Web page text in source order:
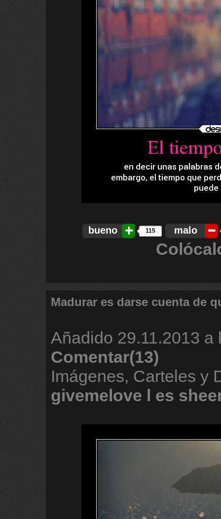
bueno 115 malo
Madurar es darse cuenta de
Añadido 29.11.2013 a
Comentar(13)
Imágenes, Carteles y
givemelove l es